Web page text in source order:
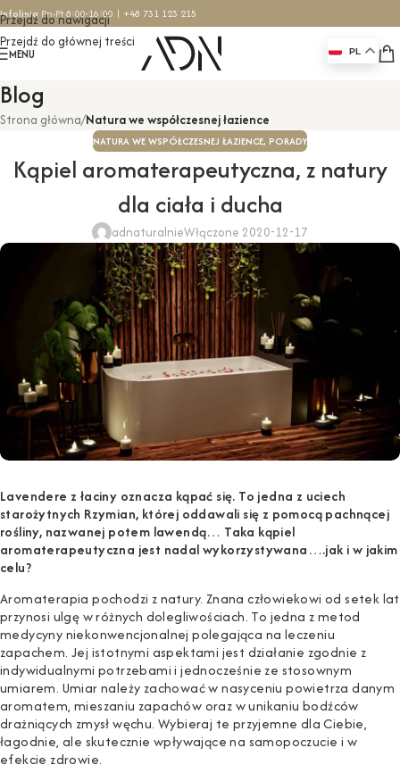
Przejdź do nawigacji
Przejdź do głównej treści
Infolinia Pn-Pt 8:00-16:00 | +48 731 123 215
MENU PL
Blog
Strona główna/Natura we współczesnej łazience
NATURA WE WSPÓŁCZESNEJ ŁAZIENCE, PORADY
Kąpiel aromaterapeutyczna, z natury
dla ciała i ducha
adnaturalnieWłączone 2020-12-17
Lavendere z łaciny oznacza kąpać się. To jedna z uciech
starożytnych Rzymian, której oddawali się z pomocą pachnącej
rośliny, nazwanej potem lawendą… Taka kąpiel
aromaterapeutyczna jest nadal wykorzystywana….jak i w jakim
celu?
Aromaterapia pochodzi z natury. Znana człowiekowi od setek lat
przynosi ulgę w różnych dolegliwościach. To jedna z metod
medycyny niekonwencjonalnej polegająca na leczeniu
zapachem. Jej istotnymi aspektami jest działanie zgodnie z
indywidualnymi potrzebami i jednocześnie ze stosownym
umiarem. Umiar należy zachować w nasyceniu powietrza danym
aromatem, mieszaniu zapachów oraz w unikaniu bodźców
drażniących zmysł węchu. Wybieraj te przyjemne dla Ciebie,
łagodnie, ale skutecznie wpływające na samopoczucie i w
efekcie zdrowie.